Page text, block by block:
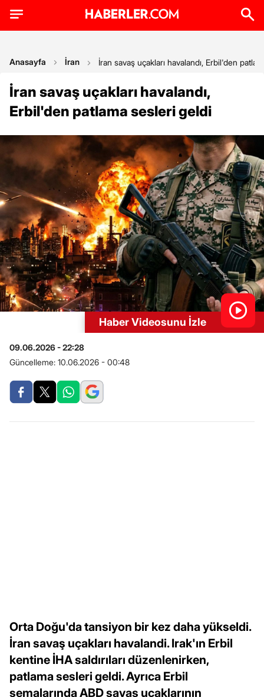
Anasayfa İran İran savaş uçakları havalandı, Erbil'den
İran savaş uçakları havalandı,
Erbil'den patlama sesleri geldi
Haber Videosunu İzle
09.06.2026 - 22:28
Güncelleme: 10.06.2026 - 00:48
Orta Doğu'da tansiyon bir kez daha yükseldi.
İran savaş uçakları havalandi. Irak'ın Erbil
kentine İHA saldırıları düzenlenirken,
patlama sesleri geldi. Ayrıca Erbil
semalarında ABD savaş uçaklarının